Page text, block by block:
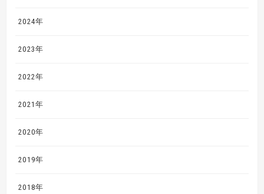
2024年
2023年
2022年
2021年
2020年
2019年
2018年